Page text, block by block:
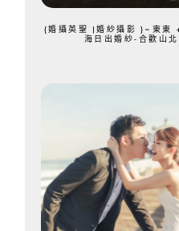
{婚攝英聖 |婚紗攝影 }~東東
海日出婚紗-合歡山